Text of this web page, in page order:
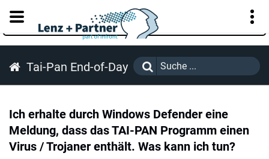
KUNDENPORTAL
Tai-Pan End-of-Day
Ich erhalte durch Windows Defender eine
Meldung, dass das TAI-PAN Programm einen
Virus / Trojaner enthält. Was kann ich tun?